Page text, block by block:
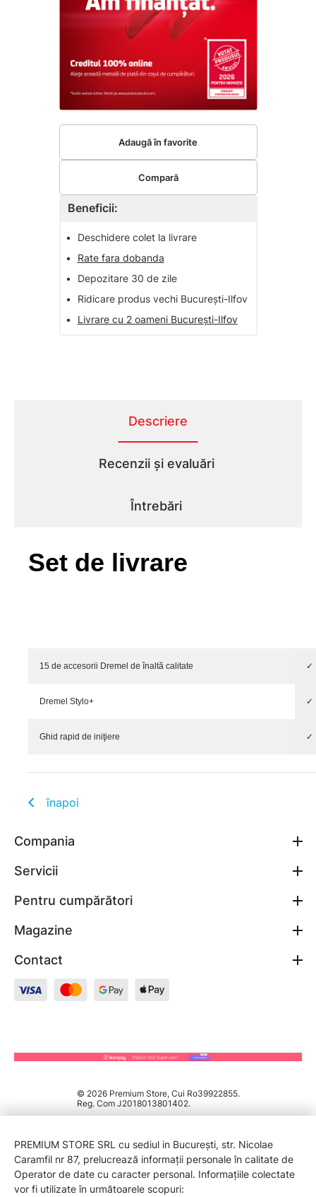
Beneficii:
•
Deschidere colet la livrare
•
Rate fara dobanda
•
Depozitare 30 de zile
•
Ridicare produs vechi București-Ilfov
•
Livrare cu 2 oameni București-Ilfov
Adaugă în favorite
Compară
Descriere
Recenzii și evaluări
Întrebări
Set de livrare
15 de accesorii Dremel de înaltă calitate ✓
Dremel Stylo+ ✓
Ghid rapid de iniţiere ✓
înapoi
Compania
Servicii
Pentru cumpărători
Magazine
Contact
© 2026 Premium Store, Cui Ro39922855.
Reg. Com J2018013801402.
PREMIUM STORE SRL cu sediul in București, str. Nicolae
Caramfil nr 87, prelucrează informații personale în calitate de
Operator de date cu caracter personal. Informațiile colectate
vor fi utilizate în următoarele scopuri: